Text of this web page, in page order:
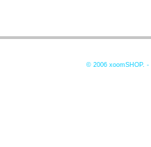
© 2006 xoomSHOP. -